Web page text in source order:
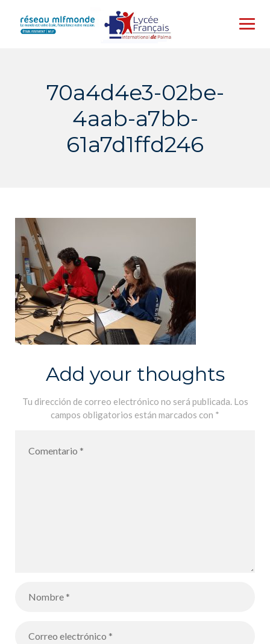
content
70a4d4e3-02be-
4aab-a7bb-
61a7d1ffd246
Add your thoughts
Tu dirección de correo electrónico no será publicada. Los
campos obligatorios están marcados con *